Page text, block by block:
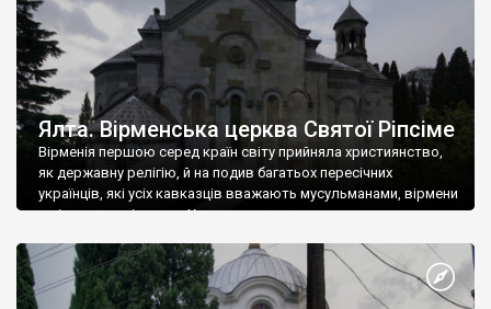
Ялта. Вірменська церква Святої Ріпсіме
Вірменія першою серед країн світу прийняла християнство,
як державну релігію, й на подив багатьох пересічних
українців, які усіх кавказців вважають мусульманами, вірмени
є відданими вірянами Христа